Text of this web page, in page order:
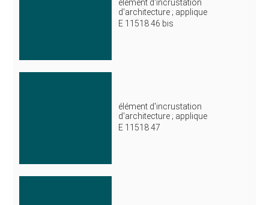
élément d'incrustation
d'architecture ; applique
E 11518 46 bis
élément d'incrustation
d'architecture ; applique
E 11518 47